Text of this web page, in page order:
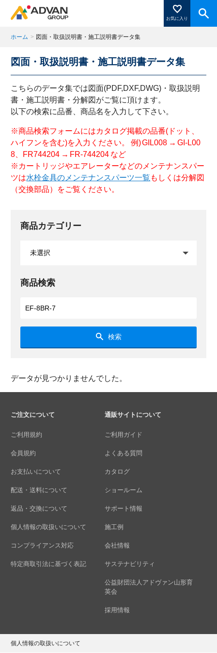
お気に入り
商品ページにある「お気に入り登録」を押すと登録した
商品がここに表示されます。
ホーム > 図面・取扱説明書・施工説明書データ集
図面・取扱説明書・施工説明書データ集
こちらのデータ集では図面(PDF,DXF,DWG)・取扱説明
書・施工説明書・分解図がご覧に頂けます。
以下の検索に品番、商品名を入力して下さい。
※商品検索フォームにはカタログ掲載の品番(ドット、
ハイフンを含む)を入力ください。 例) GIL008 → GI-L00
8、FR744204 → FR-744204 など
※カートリッジやエアレーターなどのメンテナンスパー
ツは水栓金具のメンテナンスパーツ一覧 もしくは分解図
（交換部品）をご覧ください。
商品カテゴリー
商品検索
検索
データが見つかりませんでした。
ご注文について
ご利用規約
会員規約
お支払いについて
配送・送料について
返品・交換について
個人情報の取扱いについて
コンプライアンス対応
特定商取引法に基づく表記
通販サイトについて
ご利用ガイド
よくある質問
カタログ
ショールーム
サポート情報
施工例
会社情報
サステナビリティ
公益財団法人アドヴァン山形育
英会
採用情報
個人情報の取扱いについて